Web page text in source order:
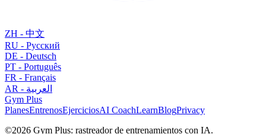
ZH - 中文
RU - Русский
DE - Deutsch
PT - Português
FR - Français
AR - العربية
Gym Plus
PlanesEntrenosEjerciciosAI CoachLearnBlogPrivacy
©2026 Gym Plus: rastreador de entrenamientos con IA.